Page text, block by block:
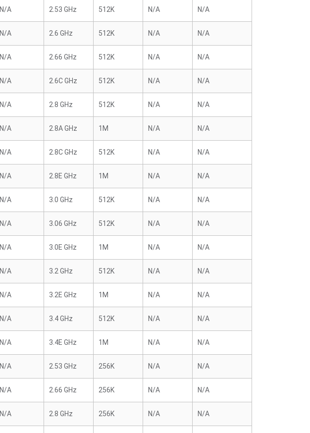
N/A 2.53 GHz 512K N/A N/A
N/A 2.6 GHz 512K N/A N/A
N/A 2.66 GHz 512K N/A N/A
N/A 2.6C GHz 512K N/A N/A
N/A 2.8 GHz 512K N/A N/A
N/A 2.8A GHz 1M N/A N/A
N/A 2.8C GHz 512K N/A N/A
N/A 2.8E GHz 1M N/A N/A
N/A 3.0 GHz 512K N/A N/A
N/A 3.06 GHz 512K N/A N/A
N/A 3.0E GHz 1M N/A N/A
N/A 3.2 GHz 512K N/A N/A
N/A 3.2E GHz 1M N/A N/A
N/A 3.4 GHz 512K N/A N/A
N/A 3.4E GHz 1M N/A N/A
N/A 2.53 GHz 256K N/A N/A
N/A 2.66 GHz 256K N/A N/A
N/A 2.8 GHz 256K N/A N/A